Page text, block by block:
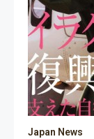
Japan News